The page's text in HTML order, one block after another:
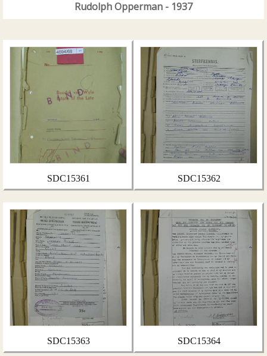
Rudolph Opperman - 1937
SDC15361 SDC15362
SDC15363 SDC15364